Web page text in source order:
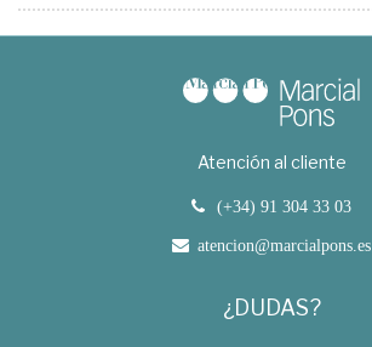
Atención al cliente
(+34) 91 304 33 03
atencion@marcialpons.es
¿DUDAS?